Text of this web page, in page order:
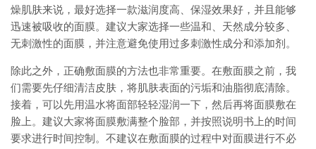
燥肌肤来说，最好选择一款滋润度高、保湿效果好，并且能够
迅速被吸收的面膜。建议大家选择一些温和、天然成分较多、
无刺激性的面膜，并注意避免使用过多刺激性成分和添加剂。
除此之外，正确敷面膜的方法也非常重要。在敷面膜之前，我
们需要先仔细清洁皮肤，将肌肤表面的污垢和油脂彻底清除。
接着，可以先用温水将面部轻轻湿润一下，然后再将面膜敷在
脸上。建议大家将面膜敷满整个脸部，并按照说明书上的时间
要求进行时间控制。不建议在敷面膜的过程中对面膜进行不必